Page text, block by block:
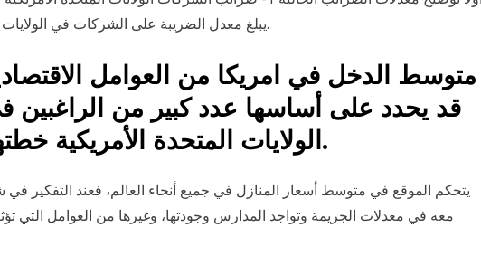
يبلغ معدل الضريبة على الشركات في الولايات المتحدة 38.90 في المئة.
متوسط الدخل في امريكا من العوامل
قد يحدد على أساسها عدد كبير من الراغبين
الولايات المتحدة الأمريكية خطتهم المستقبلية.
يتحكم الموقع في متوسط أسعار المنازل في جميع أنحاء العالم، فعند التفكير في
معه في معدلات الجريمة وتواجد المدارس وجودتها، وغيرها من العوامل التي